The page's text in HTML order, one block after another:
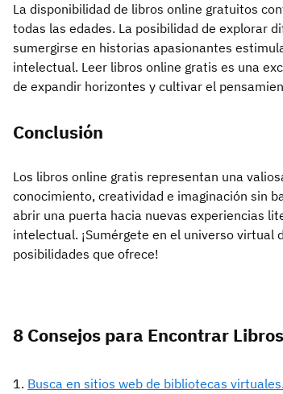
La disponibilidad de libros online gratuitos
todas las edades. La posibilidad de explorar
sumergirse en historias apasionantes
intelectual. Leer libros online gratis es una
de expandir horizontes y cultivar el
Conclusión
Los libros online gratis representan una
conocimiento, creatividad e imaginación sin
abrir una puerta hacia nuevas experiencias
intelectual. ¡Sumérgete en el universo
posibilidades que ofrece!
8 Consejos para Encontrar
Busca en sitios web de bibliotecas virtuales.